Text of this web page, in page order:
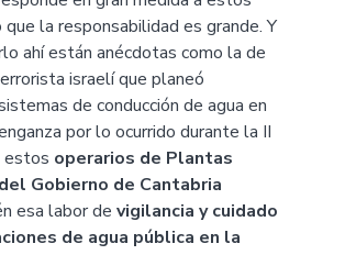
la responsabilidad es grande. Y
ahí están anécdotas como la de
israelí que planeó
de conducción de agua en
por lo ocurrido durante la II
estos operarios de Plantas
Gobierno de Cantabria
esa labor de vigilancia y cuidado
de agua pública en la